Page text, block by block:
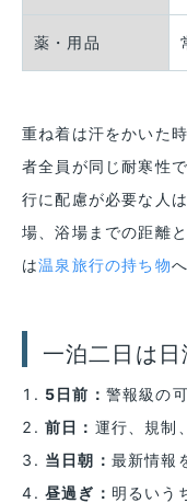
薬・用品
重ね着は汗をかいた
者全員が同じ耐寒性
行に配慮が必要な人
場、浴場までの距離
は温泉旅行の持ち物
一泊二日は
5日前： 警報級の
前日： 運行、規制
当日朝： 最新情報
昼過ぎ： 明るいう